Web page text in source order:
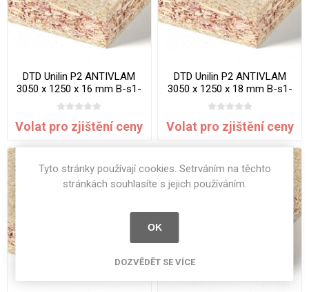
DTD Unilin P2 ANTIVLAM
3050 x 1250 x 16 mm B-s1-
d0
Volat pro zjištění ceny
DTD Unilin P2 ANTIVLAM
3050 x 1250 x 18 mm B-s1-
d0
Volat pro zjištění ceny
Tyto stránky používají cookies. Setrváním na těchto
stránkách souhlasíte s jejich používáním.
OK
DOZVĚDĚT SE VÍCE